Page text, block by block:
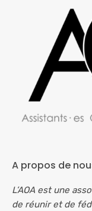
A propos de
L’AOA est une
de réunir et de